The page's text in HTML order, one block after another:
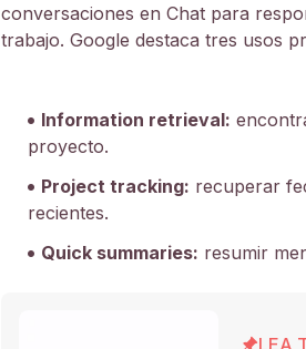
conversaciones en Chat para
trabajo. Google destaca tres usos
Information retrieval:
proyecto.
Project tracking: recuperar
recientes.
Quick summaries: resumir
LEA